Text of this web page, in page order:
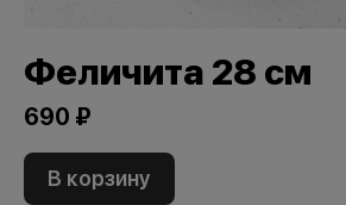
Феличита 28 см
690 ₽
В корзину